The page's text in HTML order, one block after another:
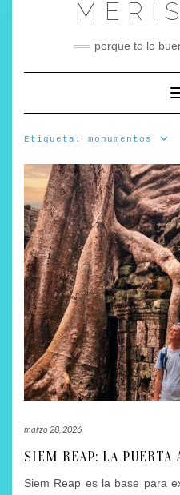
porque to lo
Etiqueta: monumentos
marzo 28, 2026
SIEM REAP: LA PUERTA
Siem Reap es la base para